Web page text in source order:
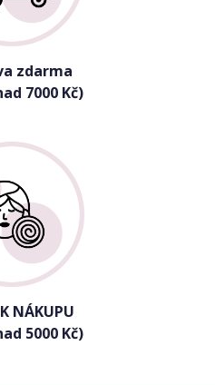
zdarma
7000 Kč)
NÁKUPU
5000 Kč)